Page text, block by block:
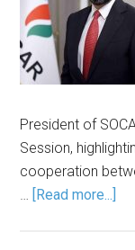
President of
Session,
cooperation
… [Read more...]